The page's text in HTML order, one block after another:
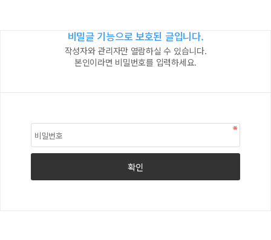
비밀글 기능으로 보호된 글입니다.
작성자와 관리자만 열람하실 수 있습니다.
본인이라면 비밀번호를 입력하세요.